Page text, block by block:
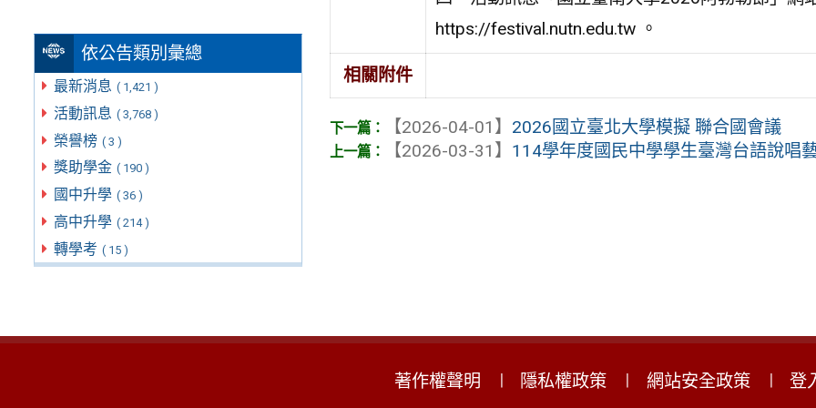
依公告類別彙總
最新消息 ( 1,421 )
活動訊息 ( 3,768 )
榮譽榜 ( 3 )
獎助學金 ( 190 )
國中升學 ( 36 )
高中升學 ( 214 )
轉學考 ( 15 )
https://festival.nutn.edu.tw 。
相關附件
【2026-04-01】 2026國立臺北大學模擬 聯合國會議
【2026-03-31】 114學年度國民中學學生臺灣台語說唱
著作權聲明 隱私權政策 網站安全政策
登